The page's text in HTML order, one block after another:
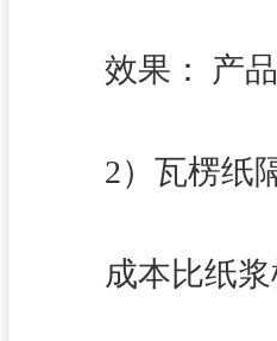
效果： 产品
2）瓦楞纸隔
成本比纸浆